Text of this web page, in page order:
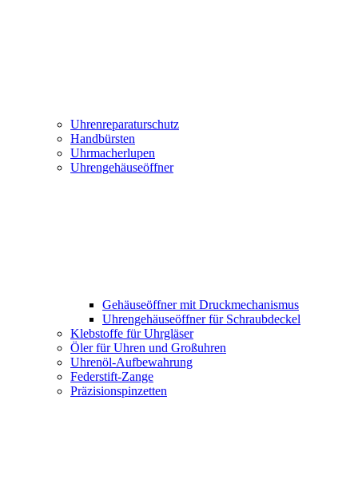
Uhrenreparaturschutz
Handbürsten
Uhrmacherlupen
Uhrengehäuseöffner
Gehäuseöffner mit Druckmechanismus
Uhrengehäuseöffner für Schraubdeckel
Klebstoffe für Uhrgläser
Öler für Uhren und Großuhren
Uhrenöl-Aufbewahrung
Federstift-Zange
Präzisionspinzetten